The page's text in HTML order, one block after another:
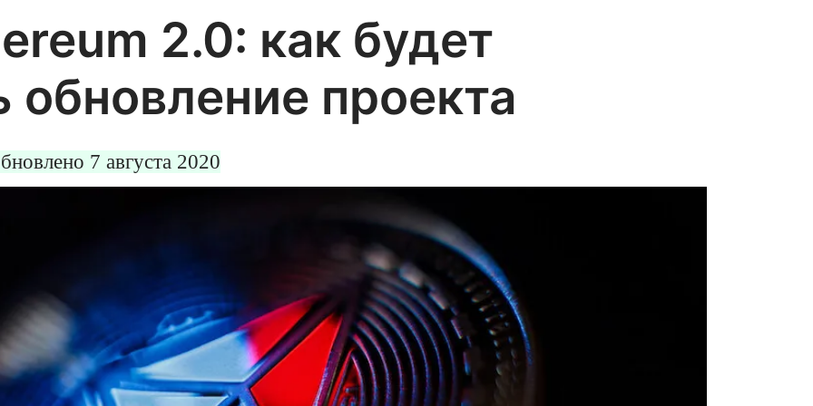
и минусы. Их
глубоким
развития
чертовски
2.0: как будет
обновление проекта
7 августа 2020